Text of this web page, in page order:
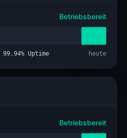
Betriebsbereit
99.94% Uptime heute
Betriebsbereit